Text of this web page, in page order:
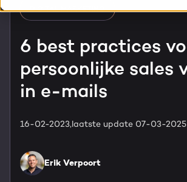
GROWTH SERVICES
Marketing automation
Team
Contact
HubSpot partner
Blog
Events & webinars
DIGITAL MARKETING
6 best practices
persoonlijke sales
in e-mails
16-02-2023,laatste update 07-03-2025
Erik Verpoort